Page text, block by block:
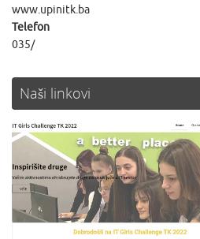
www.upinitk.ba
Telefon
035/
Naši linkovi